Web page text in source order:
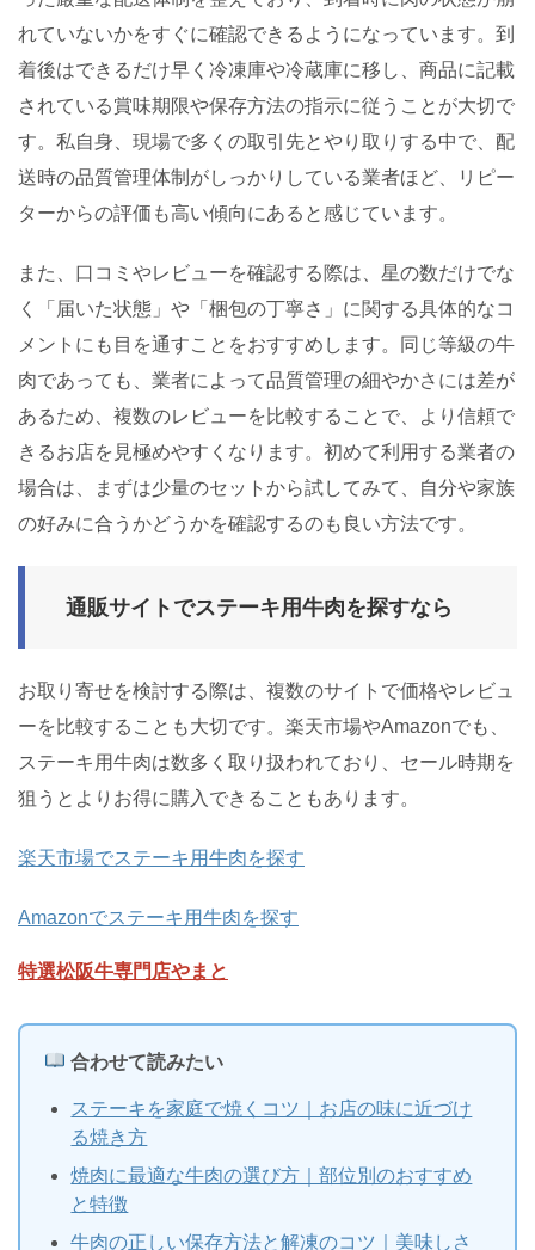
れていないかをすぐに確認できるようになっています。到
着後はできるだけ早く冷凍庫や冷蔵庫に移し、商品に記載
されている賞味期限や保存方法の指示に従うことが大切で
す。私自身、現場で多くの取引先とやり取りする中で、配
送時の品質管理体制がしっかりしている業者ほど、リピー
ターからの評価も高い傾向にあると感じています。
また、口コミやレビューを確認する際は、星の数だけでな
く「届いた状態」や「梱包の丁寧さ」に関する具体的なコ
メントにも目を通すことをおすすめします。同じ等級の牛
肉であっても、業者によって品質管理の細やかさには差が
あるため、複数のレビューを比較することで、より信頼で
きるお店を見極めやすくなります。初めて利用する業者の
場合は、まずは少量のセットから試してみて、自分や家族
の好みに合うかどうかを確認するのも良い方法です。
通販サイトでステーキ用牛肉を探すなら
お取り寄せを検討する際は、複数のサイトで価格やレビュ
ーを比較することも大切です。楽天市場やAmazonでも、
ステーキ用牛肉は数多く取り扱われており、セール時期を
狙うとよりお得に購入できることもあります。
楽天市場でステーキ用牛肉を探す
Amazonでステーキ用牛肉を探す
特選松阪牛専門店やまと
合わせて読みたい
ステーキを家庭で焼くコツ｜お店の味に近づけ
る焼き方
焼肉に最適な牛肉の選び方｜部位別のおすすめ
と特徴
牛肉の正しい保存方法と解凍のコツ｜美味しさ